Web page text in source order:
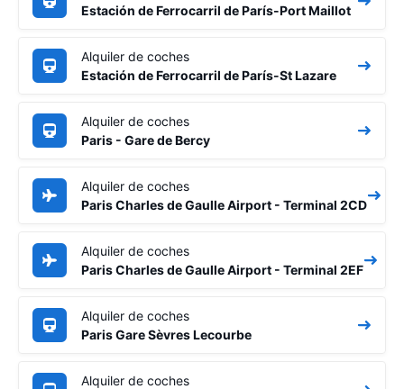
Estación de Ferrocarril de París-Port Maillot
Alquiler de coches
Estación de Ferrocarril de París-St Lazare
Alquiler de coches
Paris - Gare de Bercy
Alquiler de coches
Paris Charles de Gaulle Airport - Terminal 2CD
Alquiler de coches
Paris Charles de Gaulle Airport - Terminal 2EF
Alquiler de coches
Paris Gare Sèvres Lecourbe
Alquiler de coches